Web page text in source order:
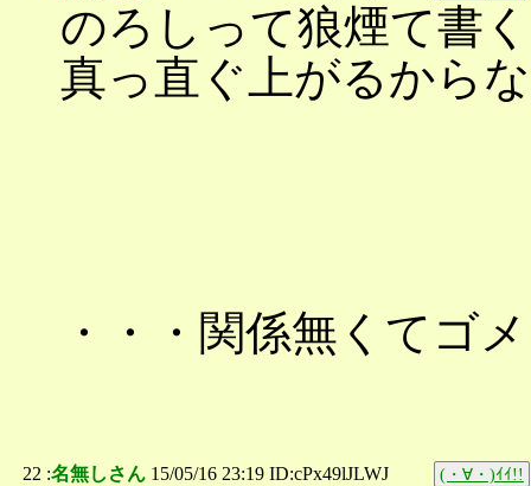
のろしって狼煙て書
真っ直ぐ上がるから
・・・関係無くてゴ
22 :名無しさん 15/05/16 23:19 ID:cPx49lJLWJ (・∀・)ｲｲ!!